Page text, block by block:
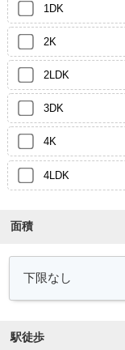
1DK
2K
2LDK
3DK
4K
4LDK
面積
駅徒歩